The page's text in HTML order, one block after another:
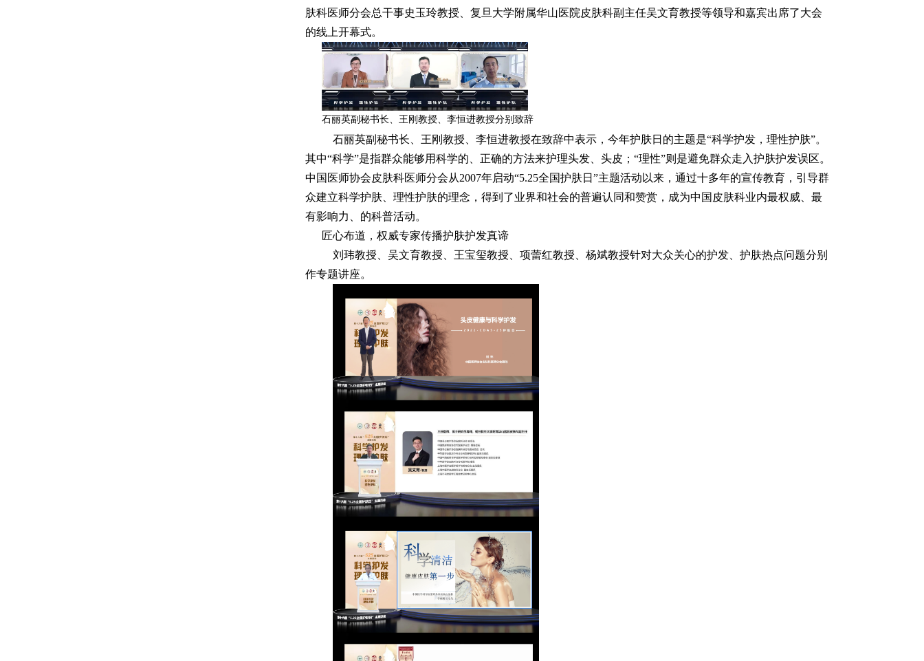
肤科医师分会总干事史玉玲教授、复旦大学附属华山医院皮肤科副主任吴文育教授等领导和嘉宾出席了大会
的线上开幕式。
石丽英副秘书长、王刚教授、李恒进教授分别致辞
石丽英副秘书长、王刚教授、李恒进教授在致辞中表示，今年护肤日的主题是“科学护发，理性护肤”。
其中“科学”是指群众能够用科学的、正确的方法来护理头发、头皮；“理性”则是避免群众走入护肤护发误区。
中国医师协会皮肤科医师分会从2007年启动“5.25全国护肤日”主题活动以来，通过十多年的宣传教育，引导群
众建立科学护肤、理性护肤的理念，得到了业界和社会的普遍认同和赞赏，成为中国皮肤科业内最权威、最
有影响力、的科普活动。
匠心布道，权威专家传播护肤护发真谛
刘玮教授、吴文育教授、王宝玺教授、项蕾红教授、杨斌教授针对大众关心的护发、护肤热点问题分别
作专题讲座。